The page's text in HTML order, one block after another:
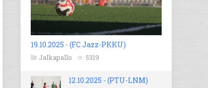
19.10.2025 - (FC Jazz-PKKU)
Jalkapallo 5319
12.10.2025 - (PTU-LNM)